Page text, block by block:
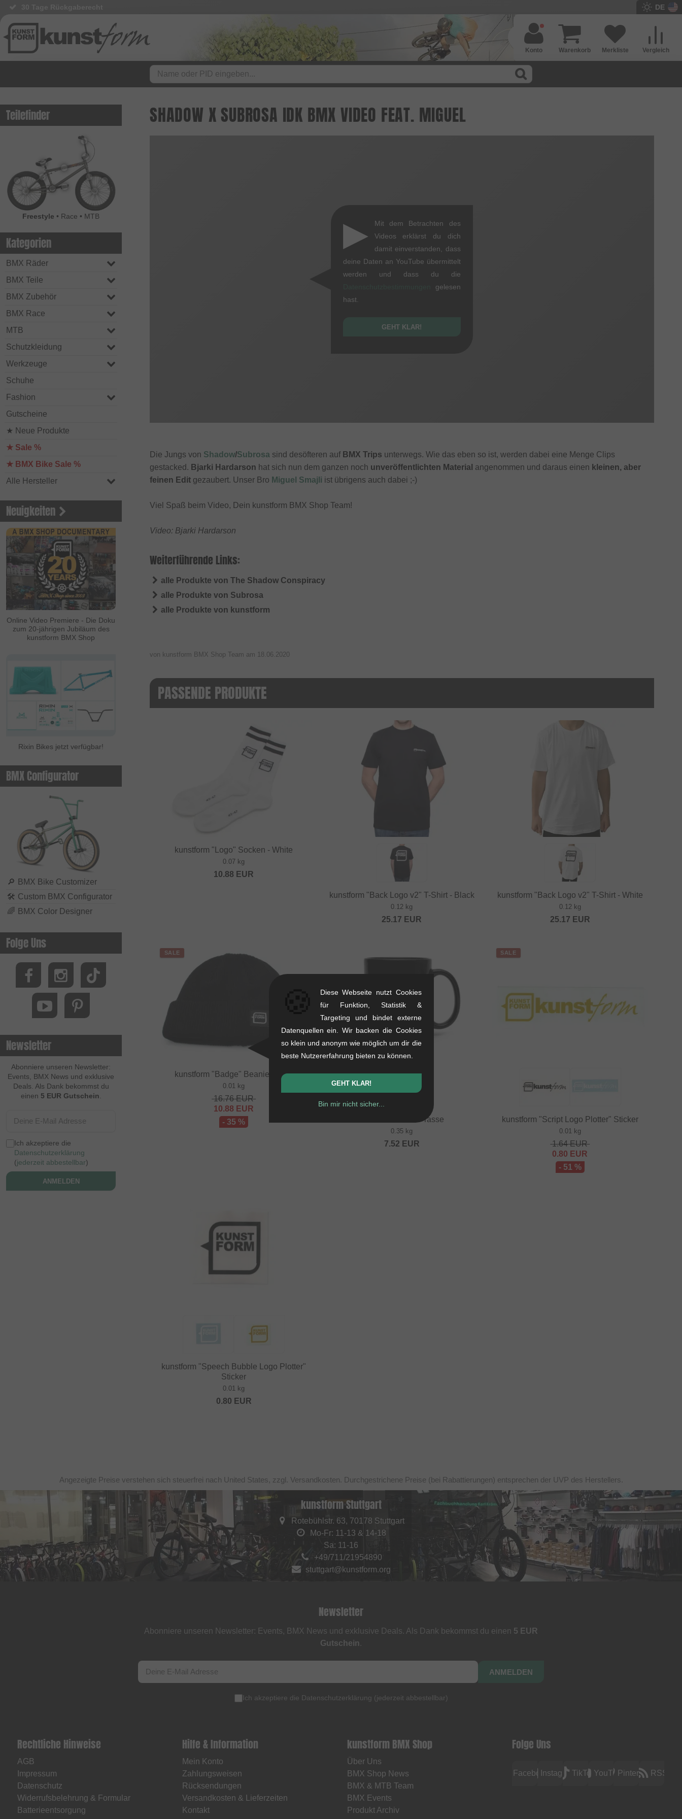
DE
Vergleich
Merkliste
Warenkorb
Konto
Teilefinder
Freestyle • Race • MTB
Kategorien
BMX Räder
BMX Teile
BMX Zubehör
BMX Race
MTB
Schutzkleidung
Werkzeuge
Schuhe
Fashion
Gutscheine
★ Neue Produkte
★ Sale %
★ BMX Bike Sale %
Alle Hersteller
Neuigkeiten
Online Video Premiere - Die Doku
zum 20-jährigen Jubiläum des
kunstform BMX Shop
Rixin Bikes jetzt verfügbar!
BMX Configurator
🔎 BMX Bike Customizer
🛠 Custom BMX Configurator
🌈 BMX Color Designer
Folge Uns
Newsletter
Abonniere unseren Newsletter:
Events, BMX News und exklusive
Deals. Als Dank bekommst du
einen 5 EUR Gutschein
Ich akzeptiere die
Datenschutzerklärung
(jederzeit abbestellbar)
ANMELDEN
SHADOW X SUBROSA IDK BMX VIDEO FEAT. MIGUEL
▶
Mit dem Betrachten des
Videos erklärst du dich
damit einverstanden, dass
deine Daten an YouTube übermittelt
werden und dass du die
gelesen
hast.
GEHT KLAR!
Die Jungs von Shadow/Subrosa sind desöfteren auf BMX Trips unterwegs. Wie das eben so ist, werden dabei eine Menge Clips
gestacked. Bjarki Hardarson hat sich nun dem ganzen noch unveröffentlichten Material angenommen und daraus einen kleinen, aber
feinen Edit gezaubert. Unser Bro Miguel Smajli ist übrigens auch dabei ;-)
Viel Spaß beim Video, Dein kunstform BMX Shop Team!
Video: Bjarki Hardarson
Weiterführende Links:
alle Produkte von The Shadow Conspiracy
alle Produkte von Subrosa
alle Produkte von kunstform
von kunstform BMX Shop Team am 18.06.2020
PASSENDE PRODUKTE
kunstform "Logo" Socken - White
0.07 kg
10.88 EUR
kunstform "Back Logo v2" T-Shirt - Black
0.12 kg
25.17 EUR
kunstform "Back Logo v2" T-Shirt - White
0.12 kg
25.17 EUR
SALE
kunstform "Badge" Beanie Mütze
0.01 kg
16.76EUR
10.88 EUR
- 35 %
kunstform "BMX" Tasse
0.35 kg
7.52 EUR
SALE
kunstform "Script Logo Plotter" Sticker
0.01 kg
1.64EUR
0.80 EUR
- 51 %
kunstform "Speech Bubble Logo Plotter"
Sticker
0.01 kg
0.80 EUR
Angezeigte Preise verstehen sich steuerfrei nach United States, zzgl. Versandkosten. Durchgestrichene Preise (bei Rabattierungen) entsprechen der UVP des Herstellers.
kunstform Stuttgart
Rotebühlstr. 63, 70178 Stuttgart
Mo-Fr: 11-13 & 14-18
Sa: 11-16
+49/711/21954890
stuttgart@kunstform.org
Newsletter
Abonniere unseren Newsletter: Events, BMX News und exklusive Deals. Als Dank bekommst du einen 5 EUR
Gutschein.
ANMELDEN
Ich akzeptiere die Datenschutzerklärung (jederzeit abbestellbar)
Rechtliche Hinweise
AGB
Impressum
Datenschutz
Widerrufsbelehrung & Formular
Batterieentsorgung
Hilfe & Information
Mein Konto
Zahlungsweisen
Rücksendungen
Versandkosten & Lieferzeiten
Kontakt
kunstform BMX Shop
Über Uns
BMX Shop News
BMX & MTB Team
BMX Events
Produkt Archiv
Folge Uns
FacebookInstagramTikTokYouTubePinterest RSS
Diese Webseite nutzt Cookies
für Funktion, Statistik &
Targeting und bindet externe
Datenquellen ein. Wir backen die Cookies
so klein und anonym wie möglich um dir die
beste Nutzererfahrung bieten zu können.
GEHT KLAR!
Bin mir nicht sicher...